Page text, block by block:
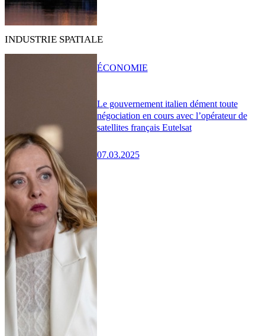
INDUSTRIE SPATIALE
Le gouvernement italien dément toute
négociation en cours avec l’opérateur de
satellites français Eutelsat
07.03.2025
ÉCONOMIE